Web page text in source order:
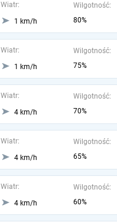
Wiatr:
1 km/h
Wilgotność:
80%
Wiatr:
1 km/h
Wilgotność:
75%
Wiatr:
4 km/h
Wilgotność:
70%
Wiatr:
4 km/h
Wilgotność:
65%
Wiatr:
4 km/h
Wilgotność:
60%